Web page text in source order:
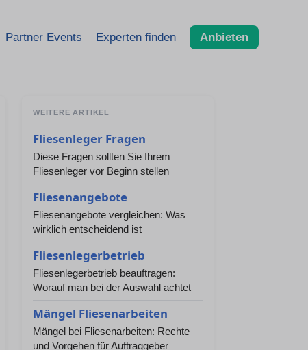
Partner Events Experten finden Anbieten
WEITERE ARTIKEL
Fliesenleger Fragen
Diese Fragen sollten Sie Ihrem
Fliesenleger vor Beginn stellen
Fliesenangebote
Fliesenangebote vergleichen: Was
wirklich entscheidend ist
Fliesenlegerbetrieb
Fliesenlegerbetrieb beauftragen:
Worauf man bei der Auswahl achtet
Mängel Fliesenarbeiten
Mängel bei Fliesenarbeiten: Rechte
und Vorgehen für Auftraggeber